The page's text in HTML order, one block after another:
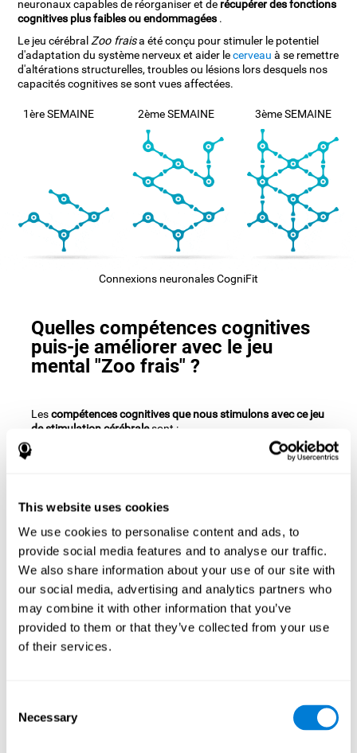
This website uses cookies
We use cookies to personalise content and ads, to
provide social media features and to analyse our traffic.
We also share information about your use of our site with
our social media, advertising and analytics partners who
may combine it with other information that you’ve
provided to them or that they’ve collected from your use
of their services.
Selection
Necessary
neuronaux capables de réorganiser et de récupérer des fonctions
cognitives plus faibles ou endommagées .
Le jeu cérébralZoo fraisa été conçu pour stimuler le potentiel
d'adaptation du système nerveux et aider lecerveau à se remettre
d'altérations structurelles, troubles ou lésions lors desquels nos
capacités cognitives se sont vues affectées.
1ère SEMAINE 2ème SEMAINE 3ème SEMAINE
Connexions neuronales CogniFit
Quelles compétences cognitives
puis-je améliorer avec le jeu
mental "Zoo frais" ?
Lescompétences cognitives que nous stimulons avec ce jeu
de stimulation cérébralesont :
pièces et sur le point approprié du plan. En pratiquant ce jeu,
spatiale. L'amélioration de cette importante capacité
cognitive peut nous aider à mieux comprendre la disposition
de ce qui nous entoure, nous aider à nous déplacer et à
mieux nous repérer dans l'espace, et faciliter, par exemple, les
activités qui nécessitent une orientation spatiale, comme se
repérer sur une carte, la compréhension de symboles et
même l'exécution de tâches aussi quotidiennes que
l'organisation de notre table de travail, ou le fait de se garer.
pièces à tout moment. Au cours de cet exercice, nous
exerçons et stimulons notre capacité de planification.